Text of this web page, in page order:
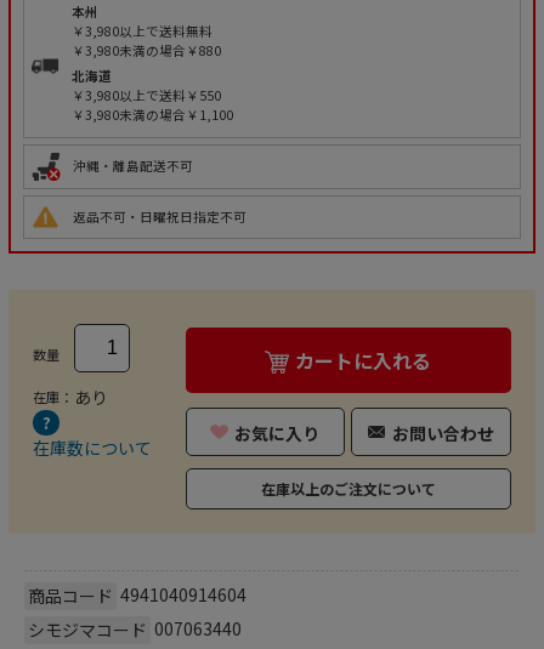
本州
￥3,980以上で送料無料
￥3,980未満の場合￥880
北海道
￥3,980以上で送料￥550
￥3,980未満の場合￥1,100
沖縄・離島配送不可
返品不可・日曜祝日指定不可
数量
在庫： あり
在庫数について
カートに入れる
お気に入り お問い合わせ
在庫以上のご注文について
商品コード 4941040914604
シモジマコード 007063440